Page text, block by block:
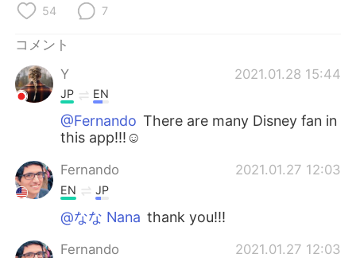
Indonesia
Türkçe
Português
54 7
コメント
Y
2021.01.28 15:44
JP EN
@Fernando There are many Disney fan in
this app!!!☺️
Fernando 2021.01.27 12:03
EN JP
@なな Nana thank you!!!
Fernando 2021.01.27 12:03